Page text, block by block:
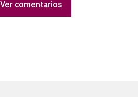
Ver comentarios